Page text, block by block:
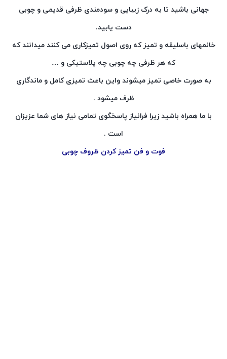
جهانی باشید تا به درک زیبایی و سودمندی ظرفی قدیمی و چوبی
دست یابید.
خانمهای باسلیقه و تمیز که روی اصول تمیزکاری می کنند میدانند که
که هر ظرفی چه چوبی چه پلاستیکی و …
به صورت خاصی تمیز میشوند واین باعث تمیزی کامل و ماندگاری
ظرف میشود .
با ما همراه باشید زیرا فرانیاز پاسخگوی تمامی نیاز های شما عزیزان
است .
فوت و فن تمیز کردن ظروف چوبی